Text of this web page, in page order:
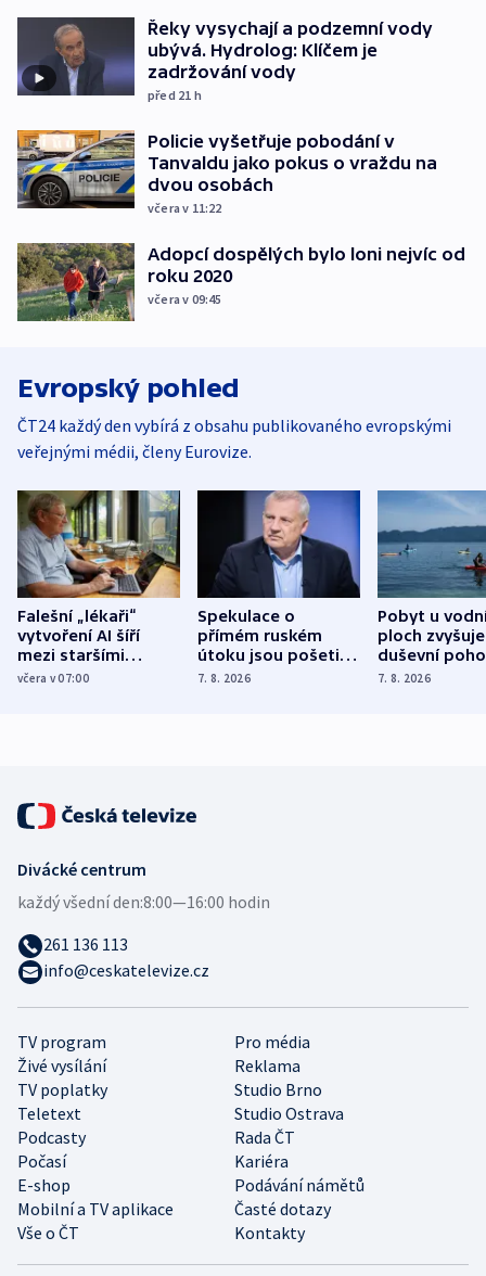
Řeky vysychají a podzemní vody
ubývá. Hydrolog: Klíčem je
zadržování vody
před 21 h
Policie vyšetřuje pobodání v
Tanvaldu jako pokus o vraždu na
dvou osobách
včera v 11:22
Adopcí dospělých bylo loni nejvíc od
roku 2020
včera v 09:45
Evropský pohled
ČT24 každý den vybírá z obsahu publikovaného evropskými
veřejnými médii, členy Eurovize.
Falešní „lékaři“
vytvoření AI šíří
mezi staršími
Poláky nebezpečné
včera v 07:00
Spekulace o
přímém ruském
útoku jsou pošetilé,
míní estonský
7. 8. 2026
Pobyt u
ploch zvyšuje
duševní
ukázala
7. 8. 2026
TV program
Pro média
Živé vysílání
Reklama
TV poplatky
Studio Brno
Teletext
Studio Ostrava
Podcasty
Rada ČT
Počasí
Kariéra
E-shop
Podávání námětů
Mobilní a TV aplikace
Časté dotazy
Vše o ČT
Kontakty
Divácké centrum
každý všední den:8:00—16:00 hodin
261 136 113
info@ceskatelevize.cz